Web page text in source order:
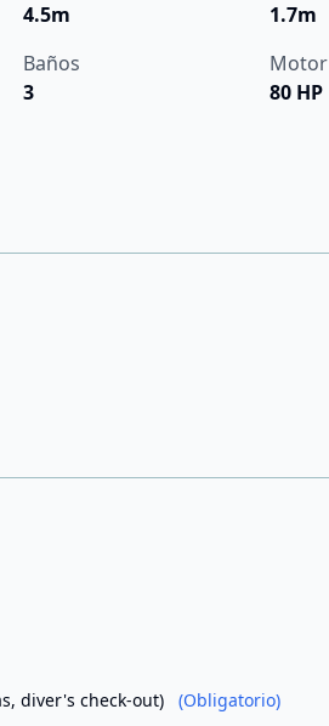
4.5m
1.7m
Baños
3
Motor
80 HP
diver's check-out)
(Obligatorio)